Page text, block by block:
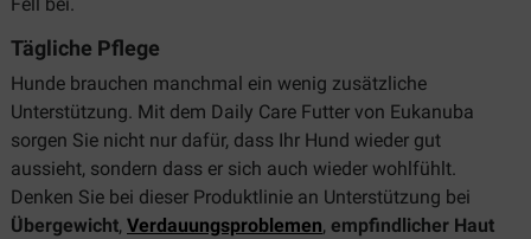
Tägliche Pflege
Hunde brauchen manchmal ein wenig zusätzliche
Unterstützung. Mit dem Daily Care Futter von Eukanuba
sorgen Sie nicht nur dafür, dass Ihr Hund wieder gut
aussieht, sondern dass er sich auch wieder wohlfühlt.
Denken Sie bei dieser Produktlinie an Unterstützung bei
Übergewicht, Verdauungsproblemen, empfindlicher Haut